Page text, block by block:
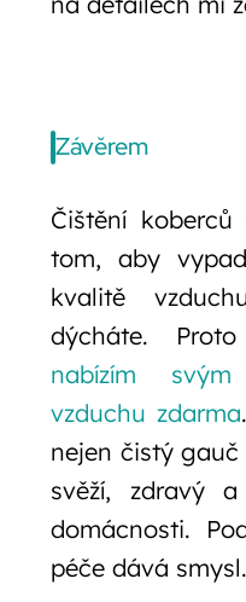
Závěrem
Čištění
tom, aby
kvalitě
dýcháte.
nabízím
vzduchu zdarma
nejen čistý
svěží, zdravý
domácnosti.
péče dává smysl.